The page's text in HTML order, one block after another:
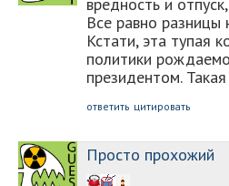
Все равно
Кстати, эта тупая
политики
президентом.
ответить цитировать
Просто прохожий